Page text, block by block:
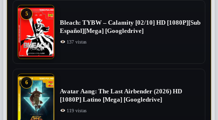
5
Bleach: TYBW – Calamity [02/10] HD [1080P][Sub
Español][Mega] [Googledrive]
137 vistas
6
Avatar Aang: The Last Airbender (2026) HD
[1080P] Latino [Mega] [Googledrive]
119 vistas